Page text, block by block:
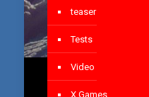
teaser
Tests
Video
X Games